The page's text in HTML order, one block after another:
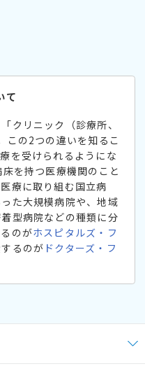
て
クリニック（診療所、
この2つの違いを知るこ
を受けられるようにな
を持つ医療機関のこと
療に取り組む国立病
た大規模病院や、地域
型病院などの種類に分
のがホスピタルズ・フ
るのが ドクターズ・フ